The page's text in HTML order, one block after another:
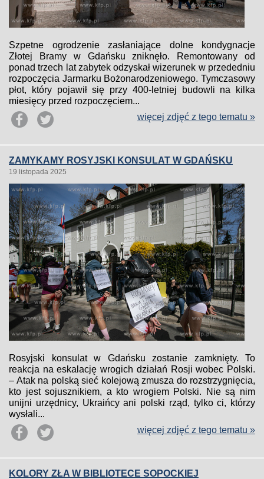
Szpetne ogrodzenie zasłaniające dolne kondygnacje
Złotej Bramy w Gdańsku zniknęło. Remontowany od
ponad trzech lat zabytek odzyskał wizerunek w przededniu
rozpoczęcia Jarmarku Bożonarodzeniowego. Tymczasowy
płot, który pojawił się przy 400-letniej budowli na kilka
miesięcy przed rozpoczęciem...
więcej zdjęć z tego tematu »
ZAMYKAMY ROSYJSKI KONSULAT W GDAŃSKU
19 listopada 2025
Rosyjski konsulat w Gdańsku zostanie zamknięty. To
reakcja na eskalację wrogich działań Rosji wobec Polski.
– Atak na polską sieć kolejową zmusza do rozstrzygnięcia,
kto jest sojusznikiem, a kto wrogiem Polski. Nie są nim
unijni urzędnicy, Ukraińcy ani polski rząd, tylko ci, którzy
wysłali...
więcej zdjęć z tego tematu »
KOLORY ZŁA W BIBLIOTECE SOPOCKIEJ